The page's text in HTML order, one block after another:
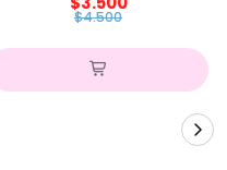
$4.500